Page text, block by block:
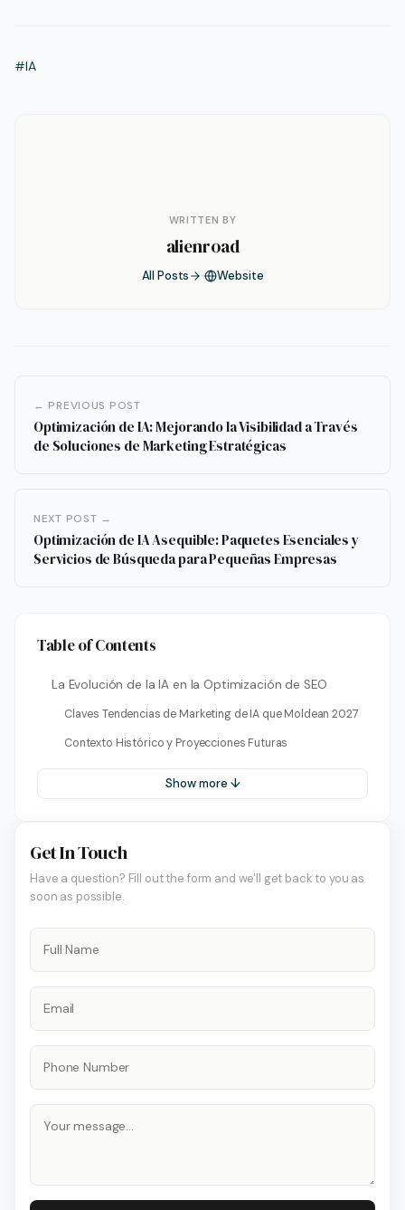
#IA
WRITTEN BY
alienroad
All Posts Website
← PREVIOUS POST
Optimización de IA: Mejorando la Visibilidad a Través
de Soluciones de Marketing Estratégicas
NEXT POST →
Optimización de IA Asequible: Paquetes Esenciales y
Servicios de Búsqueda para Pequeñas Empresas
Table of Contents
La Evolución de la IA en la Optimización de SEO
Claves Tendencias de Marketing de IA que Moldean 2027
Contexto Histórico y Proyecciones Futuras
Show more ↓
Get In Touch
Have a question? Fill out the form and we'll get back to you as
soon as possible.